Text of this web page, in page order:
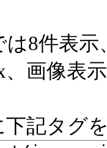
8件表
画像表
記タグ